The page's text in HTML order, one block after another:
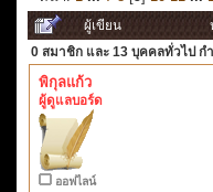
ผู้เขียน
0 สมาชิก และ 13 บุคคลทั่วไป ก
พิกุลแก้ว
ผู้ดูแลบอร์ด
ออฟไลน์